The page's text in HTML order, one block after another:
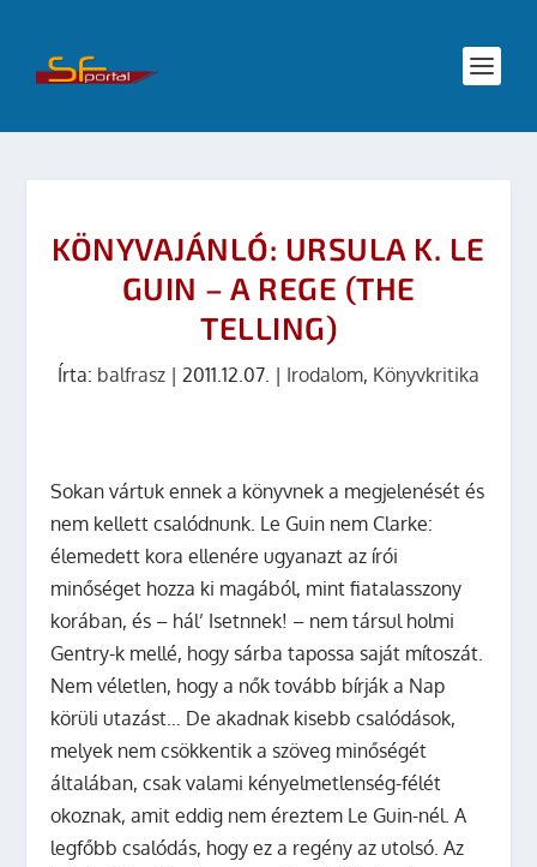
KÖNYVAJÁNLÓ: URSULA K. LE
GUIN – A REGE (THE
TELLING)
Írta: balfrasz | 2011.12.07. | Irodalom, Könyvkritika
Sokan vártuk ennek a könyvnek a megjelenését és
nem kellett csalódnunk. Le Guin nem Clarke:
élemedett kora ellenére ugyanazt az írói
minőséget hozza ki magából, mint fiatalasszony
korában, és – hál’ Isetnnek! – nem társul holmi
Gentry-k mellé, hogy sárba tapossa saját mítoszát.
Nem véletlen, hogy a nők tovább bírják a Nap
körüli utazást… De akadnak kisebb csalódások,
melyek nem csökkentik a szöveg minőségét
általában, csak valami kényelmetlenség-félét
okoznak, amit eddig nem éreztem Le Guin-nél. A
legfőbb csalódás, hogy ez a regény az utolsó. Az